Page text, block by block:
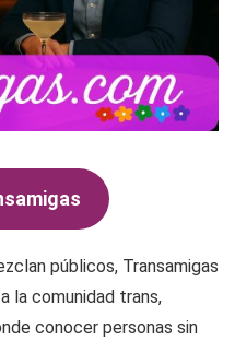
públicos, Transamigas
la comunidad trans,
conocer personas sin